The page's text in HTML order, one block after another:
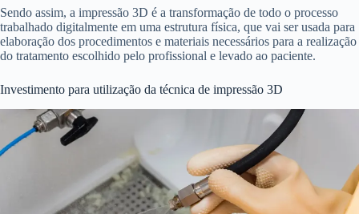
Sendo assim, a impressão 3D é a transformação de todo o processo
trabalhado digitalmente em uma estrutura física, que vai ser usada para
elaboração dos procedimentos e materiais necessários para a realização
do tratamento escolhido pelo profissional e levado ao paciente.
Investimento para utilização da técnica de impressão 3D